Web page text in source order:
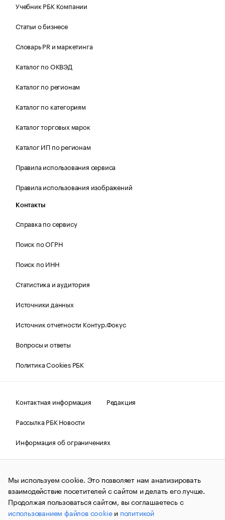
Учебник РБК Компании
Статьи о бизнесе
Словарь PR и маркетинга
Каталог по ОКВЭД
Каталог по регионам
Каталог по категориям
Каталог торговых марок
Каталог ИП по регионам
Правила использования сервиса
Правила использования изображений
Контакты
Справка по сервису
Поиск по ОГРН
Поиск по ИНН
Статистика и аудитория
Источники данных
Источник отчетности Контур.Фокус
Вопросы и ответы
Политика Cookies РБК
Контактная информация
Редакция
Рассылка РБК Новости
Информация об ограничениях
Правовая информация
О соблюдении авторских прав
© АО «РОСБИЗНЕСКОНСАЛТИНГ»,1995–2026.Сообщения
и материалы информационного агентства «РБК»
(зарегистрировано Федеральной службой по надзору в сфере
связи, информационных технологий и массовых
коммуникаций (Роскомнадзор) 09.12.2015 за номером ИА
Мы используем cookie. Это позволяет нам анализировать
взаимодействие посетителей с сайтом и делать его лучше.
Продолжая пользоваться сайтом, вы соглашаетесь с
использованием файлов cookieи политикой